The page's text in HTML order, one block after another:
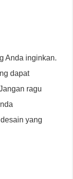
Anda inginkan.
dapat
ragu
yang